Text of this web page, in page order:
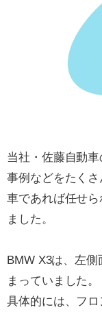
当社・佐藤自動
事例などをたく
車であれば任せ
ました。
BMW X3は、左
まっていました。
具体的には、フ